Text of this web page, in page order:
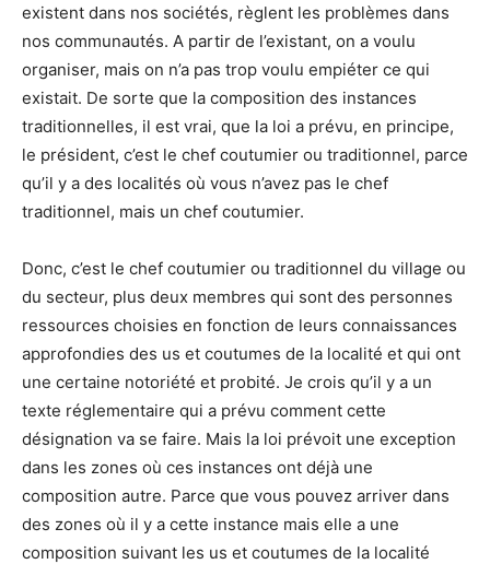
existent dans nos sociétés, règlent les problèmes dans
nos communautés. A partir de l’existant, on a voulu
organiser, mais on n’a pas trop voulu empiéter ce qui
existait. De sorte que la composition des instances
traditionnelles, il est vrai, que la loi a prévu, en principe,
le président, c’est le chef coutumier ou traditionnel, parce
qu’il y a des localités où vous n’avez pas le chef
traditionnel, mais un chef coutumier.
Donc, c’est le chef coutumier ou traditionnel du village ou
du secteur, plus deux membres qui sont des personnes
ressources choisies en fonction de leurs connaissances
approfondies des us et coutumes de la localité et qui ont
une certaine notoriété et probité. Je crois qu’il y a un
texte réglementaire qui a prévu comment cette
désignation va se faire. Mais la loi prévoit une exception
dans les zones où ces instances ont déjà une
composition autre. Parce que vous pouvez arriver dans
des zones où il y a cette instance mais elle a une
composition suivant les us et coutumes de la localité